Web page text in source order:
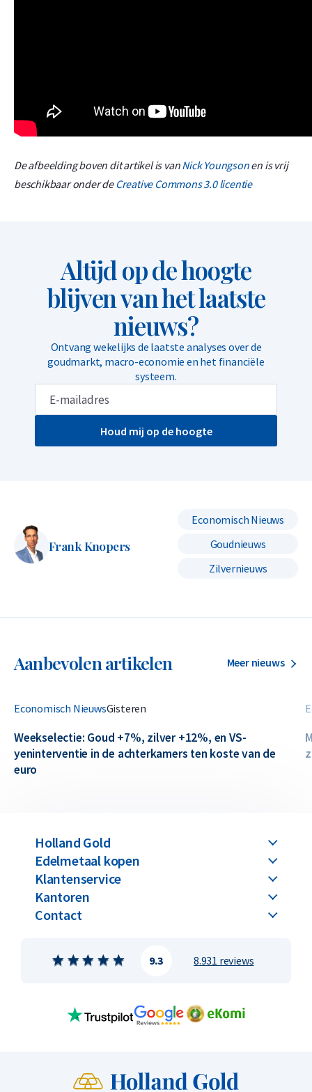
De afbeelding boven dit artikel is vanNick Youngsonen is vrij
beschikbaar onder de Creative Commons 3.0 licentie
Altijd op de hoogte
blijven van het laatste
nieuws?
Ontvang wekelijks de laatste analyses over de
goudmarkt, macro-economie en het financiële
systeem.
Houd mij op de hoogte
Frank Knopers
Economisch Nieuws
Goudnieuws
Zilvernieuws
Aanbevolen artikelen Meer nieuws
Economisch NieuwsGisteren
Weekselectie: Goud +7%, zilver +12%, en VS-
yeninterventie in de achterkamers ten koste van de
euro
Holland Gold
Edelmetaal kopen
Klantenservice
Kantoren
Contact
8.931 reviews
9.3